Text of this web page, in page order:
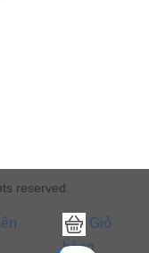
reserved.
Giỏ
hàng